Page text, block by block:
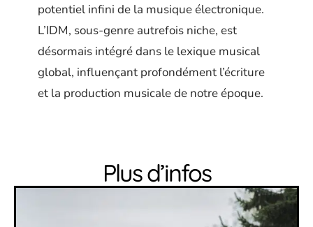
potentiel infini de la musique électronique.
L’IDM, sous-genre autrefois niche, est
désormais intégré dans le lexique musical
global, influençant profondément l’écriture
et la production musicale de notre époque.
Plus d’infos